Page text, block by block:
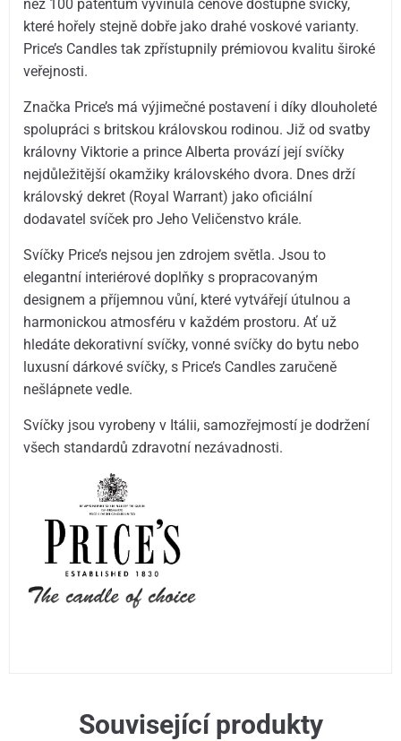
než 100 patentům vyvinula cenově dostupné svíčky,
které hořely stejně dobře jako drahé voskové varianty.
Price’s Candles tak zpřístupnily prémiovou kvalitu široké
veřejnosti.
Značka Price’s má výjimečné postavení i díky dlouholeté
spolupráci s britskou královskou rodinou. Již od svatby
královny Viktorie a prince Alberta provází její svíčky
nejdůležitější okamžiky královského dvora. Dnes drží
královský dekret (Royal Warrant) jako oficiální
dodavatel svíček pro Jeho Veličenstvo krále.
Svíčky Price’s nejsou jen zdrojem světla. Jsou to
elegantní interiérové doplňky s propracovaným
designem a příjemnou vůní, které vytvářejí útulnou a
harmonickou atmosféru v každém prostoru. Ať už
hledáte dekorativní svíčky, vonné svíčky do bytu nebo
luxusní dárkové svíčky, s Price’s Candles zaručeně
nešlápnete vedle.
Svíčky jsou vyrobeny v Itálii, samozřejmostí je dodržení
všech standardů zdravotní nezávadnosti.
Související produkty